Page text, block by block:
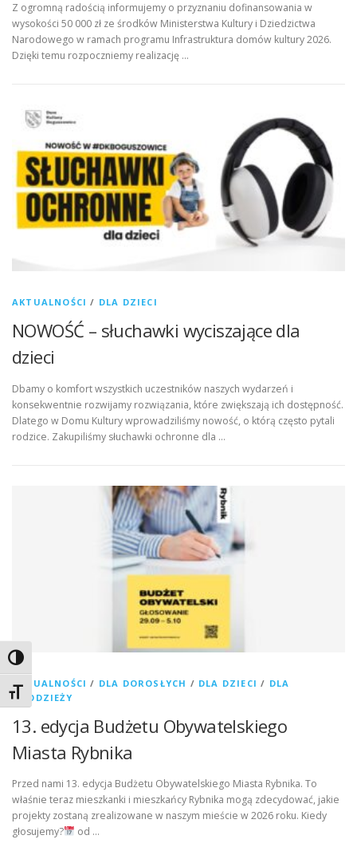
Toggle High Contrast
Toggle Font size
Z ogromną radością informujemy o przyznaniu dofinansowania w
wysokości 50 000 zł ze środków Ministerstwa Kultury i Dziedzictwa
Narodowego w ramach programu Infrastruktura domów kultury 2026.
Dzięki temu rozpoczniemy realizację …
AKTUALNOŚCI / DLA DZIECI
NOWOŚĆ – słuchawki wyciszające dla
dzieci
Dbamy o komfort wszystkich uczestników naszych wydarzeń i
konsekwentnie rozwijamy rozwiązania, które zwiększają ich dostępność.
Dlatego w Domu Kultury wprowadziliśmy nowość, o którą często pytali
rodzice. Zakupiliśmy słuchawki ochronne dla …
AKTUALNOŚCI / DLA DOROSŁYCH / DLA DZIECI / DLA
MŁODZIEŻY
13. edycja Budżetu Obywatelskiego
Miasta Rybnika
Przed nami 13. edycja Budżetu Obywatelskiego Miasta Rybnika. To
właśnie teraz mieszkanki i mieszkańcy Rybnika mogą zdecydować, jakie
projekty zostaną zrealizowane w naszym mieście w 2026 roku. Kiedy
głosujemy?
od …